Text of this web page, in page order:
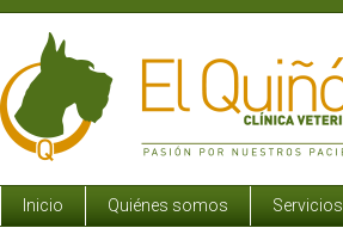
Inicio Quiénes somos Servicios